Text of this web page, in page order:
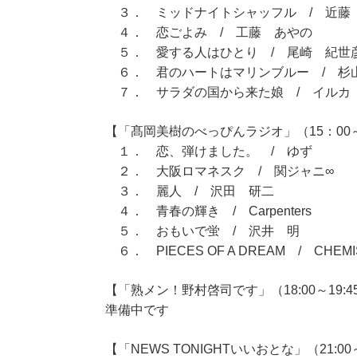
３． ミッドナイトシャッフル / 近
４． 恋ごよみ / 工藤 あやの
５． 愛する人はひとり / 尾崎 紀世
６． 君のハートはマリンブルー / 杉山
７． サラダの国から来た娘 / イルカ
【「髙岡美樹のべっぴんラジオ」（15：00
１． 恋、弾けました。 / ゆず
２． 大阪ロマネスク / 関ジャニ∞
３． 麗人 / 沢田 研二
４． 青春の輝き / Carpenters
５． おもいで蛍 / 沢井 明
６． PIECES OF A DREAM /
【「熟メン！野村啓司です」（18:00～
準備中です
【「NEWS TONIGHTいいおとな」（21:00